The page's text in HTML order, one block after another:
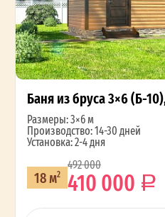
Баня из бруса 3×6 (Б-
Размеры: 3×6 м
Производство: 14-30 дней
Установка: 2-4 дня
18 м2
492 000
410 000